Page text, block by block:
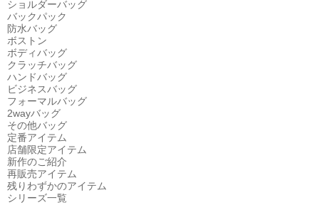
ショルダーバッグ
バックパック
防水バッグ
ボストン
ボディバッグ
クラッチバッグ
ハンドバッグ
ビジネスバッグ
フォーマルバッグ
2wayバッグ
その他バッグ
定番アイテム
店舗限定アイテム
新作のご紹介
再販売アイテム
残りわずかのアイテム
シリーズ一覧